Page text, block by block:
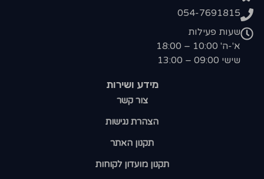
מידע ושירות
צור קשר
הצהרת נגישות
תקנון האתר
תקנון מועדון לקוחות
054-7691815
שעות פעילות
א'-ה' 10:00 – 18:00
שישי 09:00 – 13:00